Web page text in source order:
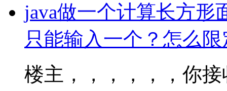
java做一个计算长方形
只能输入一个？怎么
楼主，，，，，，你